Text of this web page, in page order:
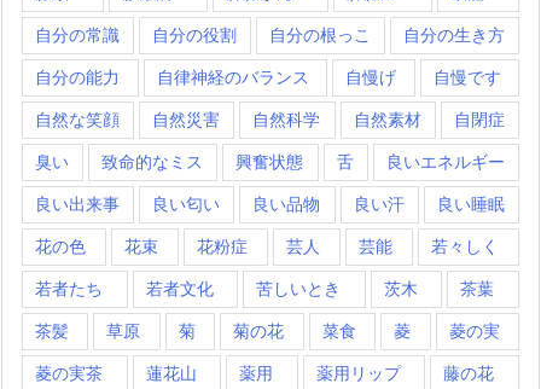
自分の常識 自分の役割 自分の根っこ 自分の生き方
自分の能力 自律神経のバランス 自慢げ 自慢です
自然な笑顔 自然災害 自然科学 自然素材 自閉症
臭い 致命的なミス 興奮状態 舌 良いエネルギー
良い出来事 良い匂い 良い品物 良い汗 良い睡眠
花の色 花束 花粉症 芸人 芸能 若々しく
若者たち 若者文化 苦しいとき 茨木 茶葉
茶髪 草原 菊 菊の花 菜食 菱 菱の実
菱の実茶 蓮花山 薬用 薬用リップ 藤の花